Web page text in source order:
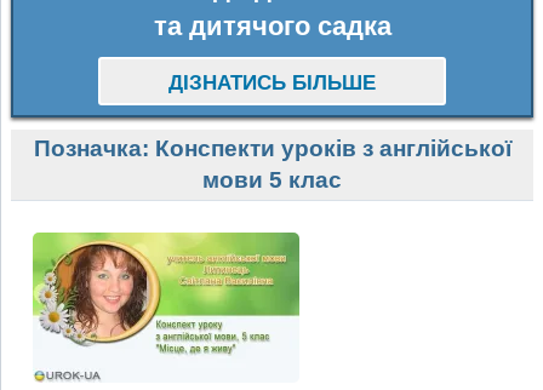
та дитячого садка
ДІЗНАТИСЬ БІЛЬШЕ
Позначка: Конспекти уроків з англійської
мови 5 клас